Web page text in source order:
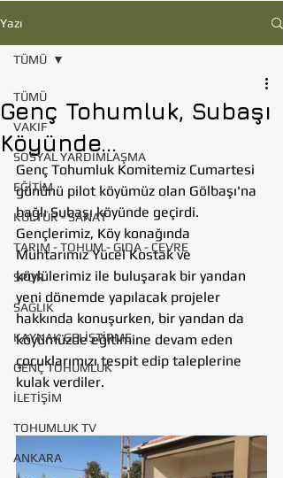
Yazı
TÜMÜ
VAKIF
SOSYAL YARDIMLAŞMA
EĞİTİM
KÜLTÜR - SANAT
TARIM - TOHUM - GIDA - ÇEVRE
SPOR
SAĞLIK
KAYNAK GELİŞTİRME
GENÇ TOHUMLUK
İLETİŞİM
TOHUMLUK TV
ANKARA
TÜMÜ
Genç Tohumluk, Subaşı
Köyünde...
Genç Tohumluk Komitemiz Cumartesi
gününü pilot köyümüz olan Gölbaşı'na
bağlı Subaşı köyünde geçirdi.
Gençlerimiz, Köy konağında
Muhtarımız Yücel Kostak ve
köylülerimiz ile buluşarak bir yandan
yeni dönemde yapılacak projeler
hakkında konuşurken, bir yandan da
köyümüzde eğitimine devam eden
çocuklarımızı tespit edip taleplerine
kulak verdiler.